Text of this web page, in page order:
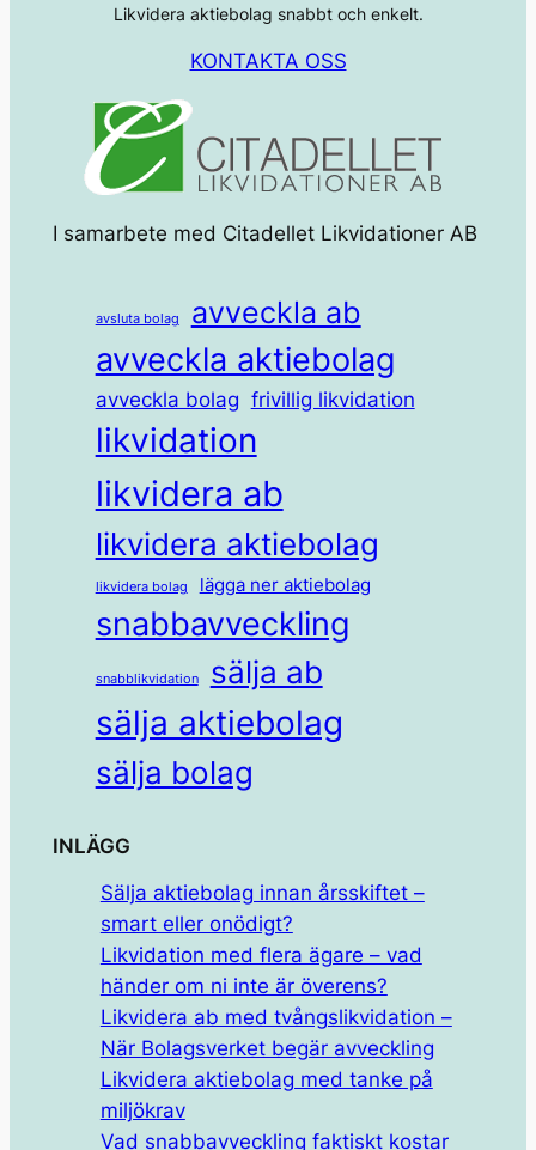
Likvidera aktiebolag snabbt och enkelt.
KONTAKTA OSS
I samarbete med Citadellet Likvidationer AB
avsluta bolag avveckla ab
avveckla aktiebolag
avveckla bolag frivillig likvidation
likvidation
likvidera ab
likvidera aktiebolag
likvidera bolag lägga ner aktiebolag
snabbavveckling
snabblikvidation sälja ab
sälja aktiebolag
sälja bolag
INLÄGG
Sälja aktiebolag innan årsskiftet –
smart eller onödigt?
Likvidation med flera ägare – vad
händer om ni inte är överens?
Likvidera ab med tvångslikvidation –
När Bolagsverket begär avveckling
Likvidera aktiebolag med tanke på
miljökrav
Vad snabbavveckling faktiskt kostar